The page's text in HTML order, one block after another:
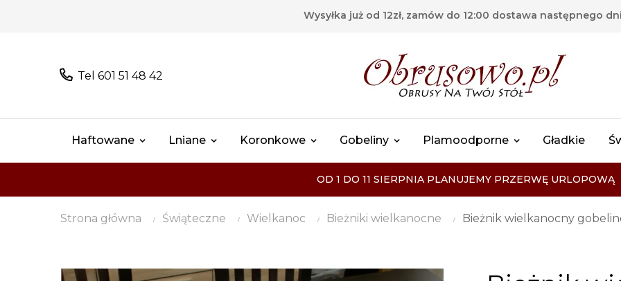
Wysyłka już od 12zł, zamów do 12:00 dostawa następnego
Tel 601 51 48 42
Haftowane Lniane Koronkowe Gobeliny Plamoodporne Gładkie
OD 1 DO 11 SIERPNIA PLANUJEMY PRZERWĘ URLOPOWĄ
Strona główna Świąteczne Wielkanoc Bieżniki wielkanocne Bieżnik wielkanocny